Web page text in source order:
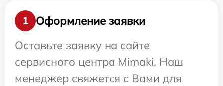
1
Оформление заявки
Оставьте заявку на сайте
сервисного центра Mimaki. Наш
менеджер свяжется с Вами для